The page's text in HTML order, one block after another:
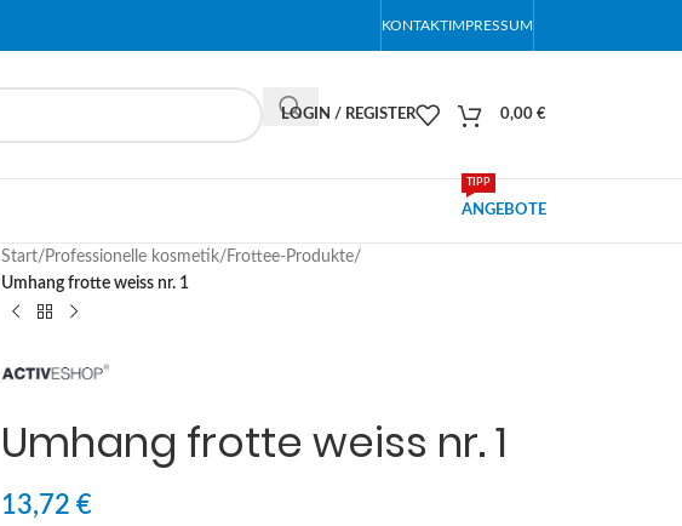
KONTAKTIMPRESSUM
LOGIN / REGISTER 0,00 €
ANGEBOTE
TIPP
Start/ Professionelle kosmetik/ Frottee-Produkte/
Umhang frotte weiss nr. 1
Umhang frotte weiss nr. 1
13,72€